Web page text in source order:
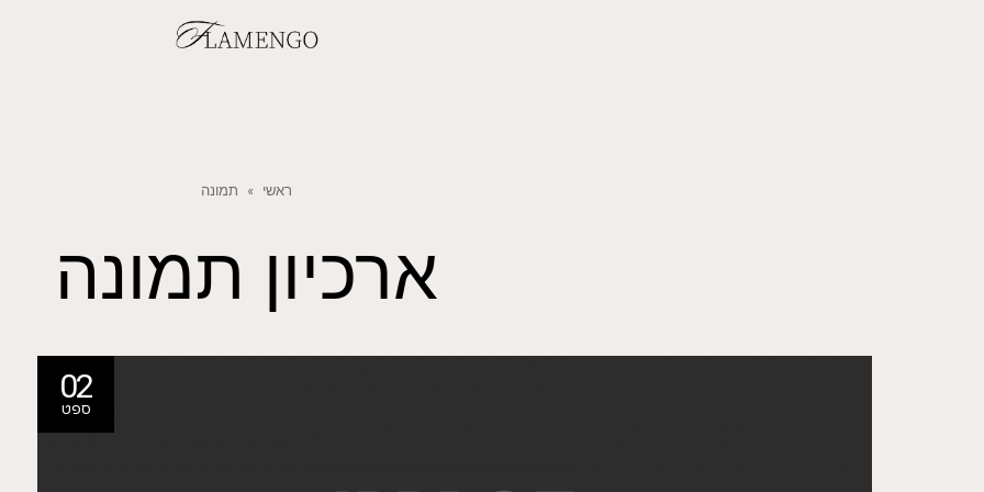
ראשי » תמונה
ארכיון תמונה
02
ספט